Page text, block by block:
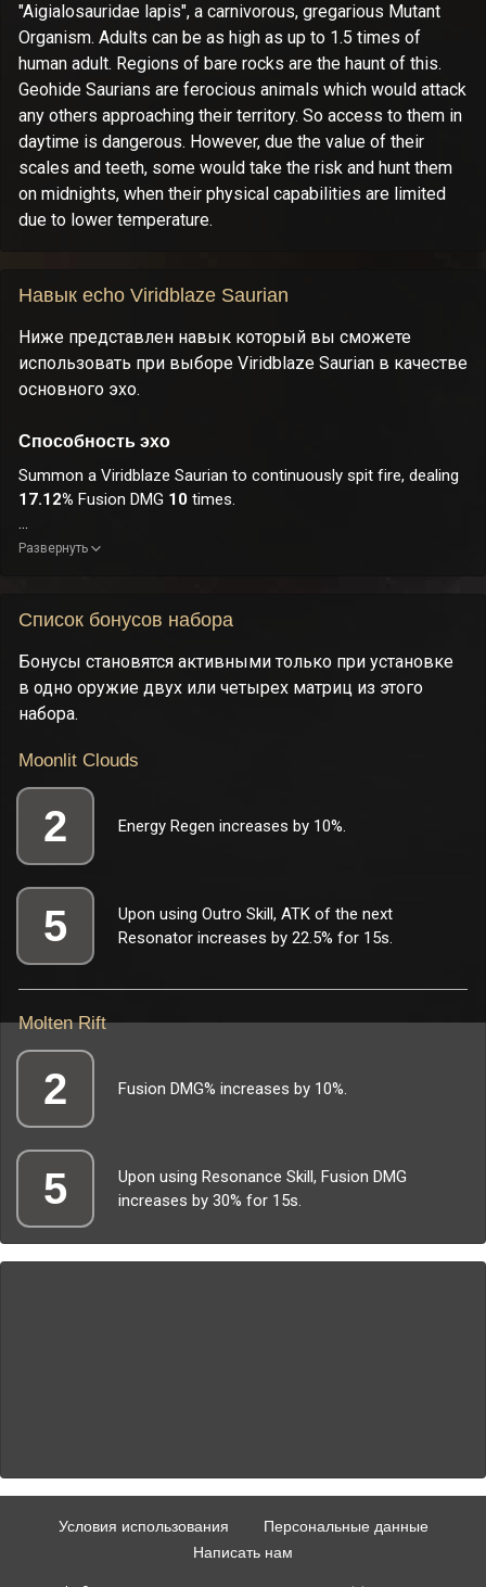
"Aigialosauridae lapis", a carnivorous, gregarious Mutant
Organism. Adults can be as high as up to 1.5 times of
human adult. Regions of bare rocks are the haunt of this.
Geohide Saurians are ferocious animals which would attack
any others approaching their territory. So access to them in
daytime is dangerous. However, due the value of their
scales and teeth, some would take the risk and hunt them
on midnights, when their physical capabilities are limited
due to lower temperature.
Навык echo Viridblaze Saurian
Ниже представлен навык который вы сможете
использовать при выборе Viridblaze Saurian в качестве
основного эхо.
Способность эхо
Summon a Viridblaze Saurian to continuously spit fire, dealing
17.12% Fusion DMG 10 times.
CD:15s.
Развернуть
Список бонусов набора
Бонусы становятся активными только при установке
в одно оружие двух или четырех матриц из этого
набора.
Moonlit Clouds
2 Energy Regen increases by 10%.
5
Upon using Outro Skill, ATK of the next
Resonator increases by 22.5% for 15s.
Molten Rift
2 Fusion DMG% increases by 10%.
5
Upon using Resonance Skill, Fusion DMG
increases by 30% for 15s.
Условия использования
Персональные данные
Написать нам